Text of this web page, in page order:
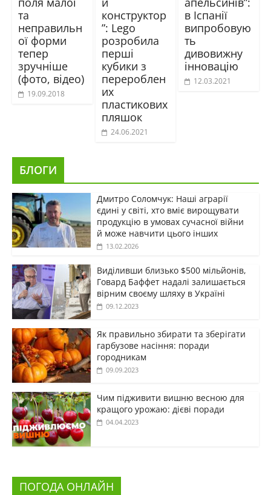
та
неправильн
ої форми
тепер
зручніше
(фото, відео)
19.09.2018
конструктор
”: Lego
розробила
перші
кубики з
перероблен
их
пластикових
пляшок
24.06.2021
в Іспанії
випробовую
ть
дивовижну
інновацію
12.03.2021
БЛОГИ
Дмитро Соломчук: Наші аграрії
єдині у світі, хто вміє вирощувати
продукцію в умовах сучасної війни
й може навчити цього інших
13.02.2026
Виділивши близько $500 мільйонів,
Говард Баффет надалі залишається
вірним своєму шляху в Україні
09.12.2023
Як правильно збирати та зберігати
гарбузове насіння: поради
городникам
09.09.2023
Чим підживити вишню весною для
кращого урожаю: дієві поради
04.04.2023
ПОГОДА ОНЛАЙН